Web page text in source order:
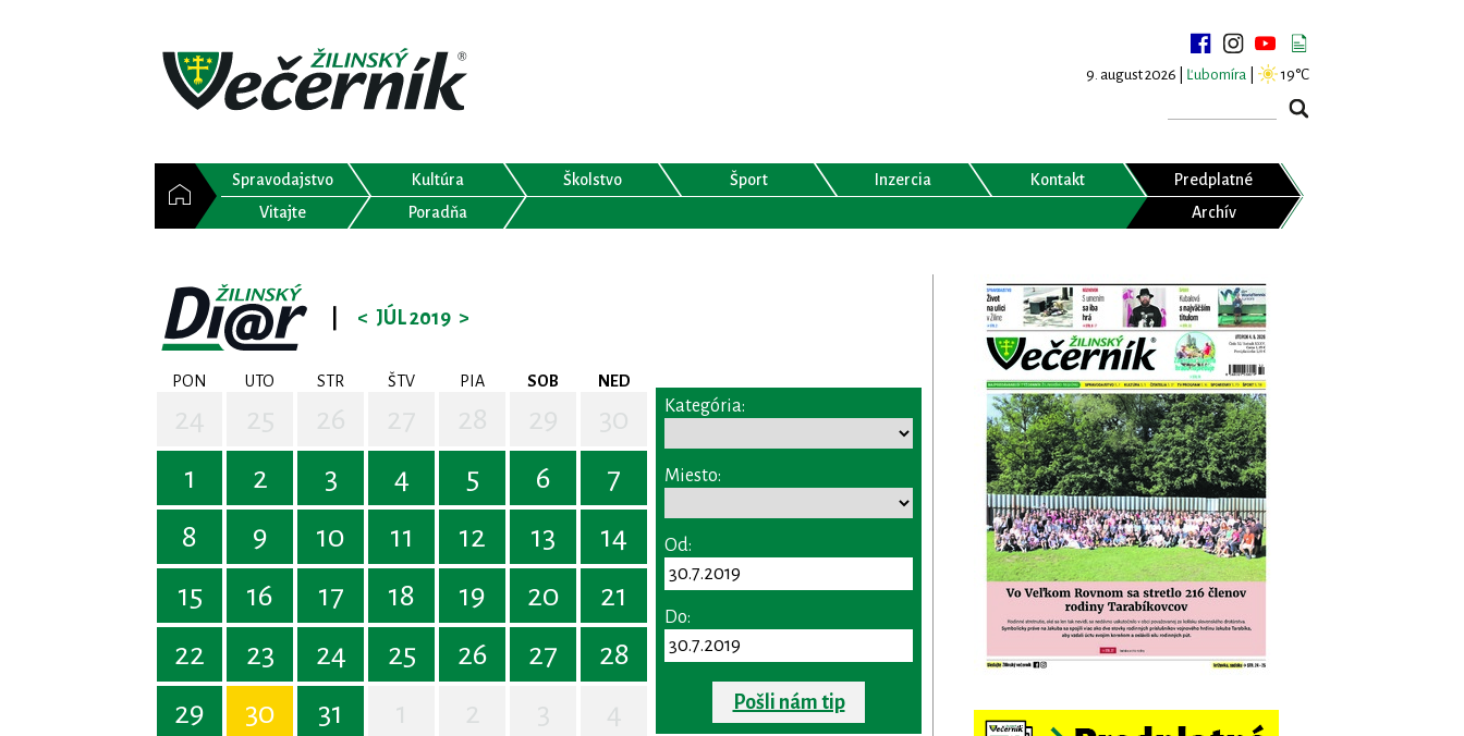
9. august 2026 | Ľubomíra 19°C
Spravodajstvo Kultúra Školstvo Šport Inzercia Kontakt
Predplatné
Vitajte
Poradňa Archív
< JÚL 2019 >
PON UTO STR ŠTV PIA SOB NED
1
2 3 4 5 6
7
8
9 10 11 12 13
14
15
16 17 18 19 20
21
22
23 24 25 26 27
28
29
30 31
Kategória:
Miesto:
Od:
Do:
Pošli nám tip